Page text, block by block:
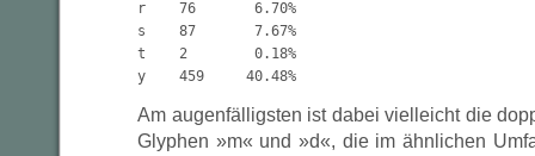
r    76       6.70%
s    87       7.67%
t    2        0.18%
Am augenfälligsten ist dabei vielleicht die
Glyphen »m« und »d«, die im ähnlichen